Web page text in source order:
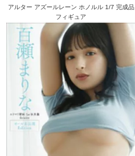
アルター アズールレーン ホノルル 1/7 完成品
フィギュア